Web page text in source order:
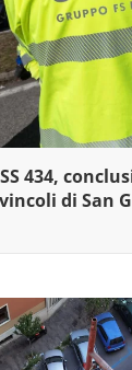
434,
di San